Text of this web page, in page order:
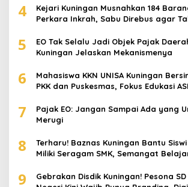
4
Kejari Kuningan Musnahkan 184
Perkara Inkrah, Sabu Direbus agar
5
EO Tak Selalu Jadi Objek Pajak
Kuningan Jelaskan Mekanismenya
6
Mahasiswa KKN UNISA Kuningan
PKK dan Puskesmas, Fokus Edukasi
7
Pajak EO: Jangan Sampai Ada yang
Merugi
8
Terharu! Baznas Kuningan Bantu
Miliki Seragam SMK, Semangat
9
Gebrakan Disdik Kuningan! Pesona